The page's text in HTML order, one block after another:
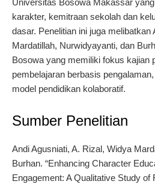
Universitas Bosowa Makassar
karakter, kemitraan sekolah dan
dasar. Penelitian ini juga melibatkan
Mardatillah, Nurwidyayanti, dan
Bosowa yang memiliki fokus kajian
pembelajaran berbasis
model pendidikan kolaboratif.
Sumber Penelitian
Andi Agusniati, A. Rizal, Widya
Burhan. “Enhancing Character
Engagement: A Qualitative Study